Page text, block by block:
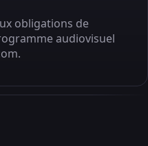
obligations de
audiovisuel